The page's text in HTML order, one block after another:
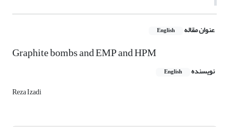
عنوان مقاله English
Graphite bombs and EMP and HPM
نویسنده English
Reza Izadi